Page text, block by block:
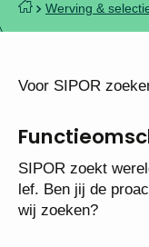
Werving &
Voor SIPOR
SIPOR zoekt
lef. Ben jij de
wij zoeken?